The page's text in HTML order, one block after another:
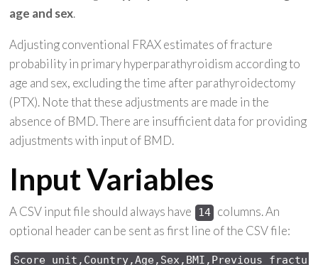
age and sex.
Adjusting conventional FRAX estimates of fracture
probability in primary hyperparathyroidism according to
age and sex, excluding the time after parathyroidectomy
(PTX). Note that these adjustments are made in the
absence of BMD. There are insufficient data for providing
adjustments with input of BMD.
Input Variables
A CSV input file should always have 14 columns. An
optional header can be sent as first line of the CSV file:
Score unit,Country,Age,Sex, BMI,Previous